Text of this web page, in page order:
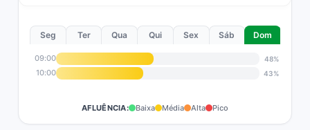
Seg Ter Qua Qui Sex Sáb Dom
09:00 48%
10:00 43%
AFLUÊNCIA: Baixa Média Alta Pico